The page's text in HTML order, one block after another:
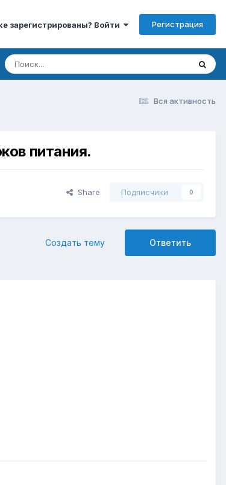
зарегистрированы? Войти Регистрация
Вся активность
питания.
Share Подписчики 0
Ответить
Создать тему